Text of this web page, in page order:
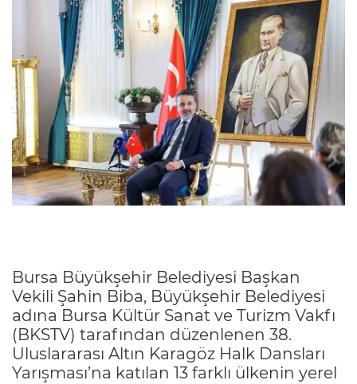
Bursa Büyükşehir Belediyesi Başkan
Vekili Şahin Biba, Büyükşehir Belediyesi
adına Bursa Kültür Sanat ve Turizm Vakfı
(BKSTV) tarafından düzenlenen 38.
Uluslararası Altın Karagöz Halk Dansları
Yarışması’na katılan 13 farklı ülkenin yerel